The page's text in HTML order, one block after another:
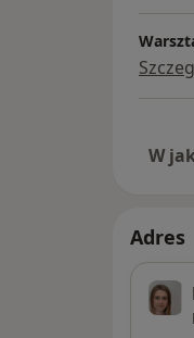
W
Adres